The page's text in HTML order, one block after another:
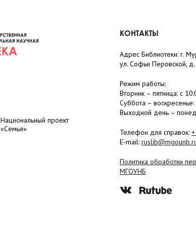
Национальный проект
«Семья»
КОНТАКТЫ
Адрес Библиотеки: г.
ул. Софьи Перовской,
Режим работы:
Вторник – пятница: с
Суббота – воскресенье
Выходной день –
Телефон для справок:
E-mail:
Политика обработки
МГОУНБ